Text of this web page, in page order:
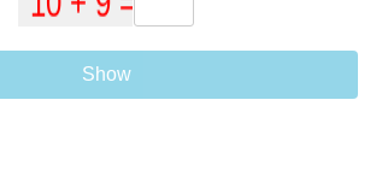
Show